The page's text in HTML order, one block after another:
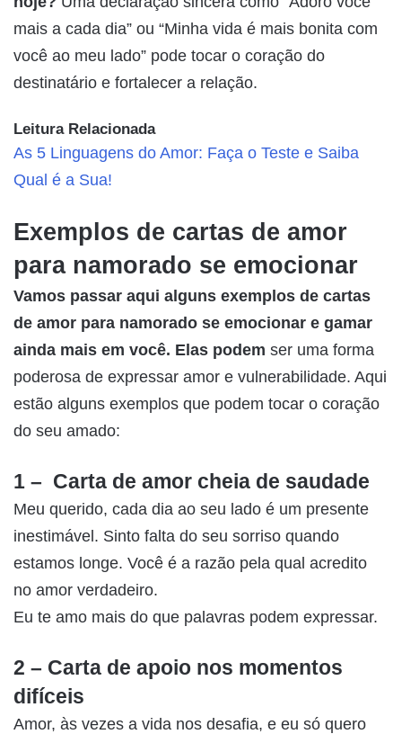
mais a cada dia” ou “Minha vida é mais bonita com
você ao meu lado” pode tocar o coração do
destinatário e fortalecer a relação.
Leitura Relacionada
As 5 Linguagens do Amor: Faça o Teste e Saiba
Qual é a Sua!
Exemplos de cartas de amor
para namorado se emocionar
Vamos passar aqui alguns exemplos de cartas
de amor para namorado se emocionar e gamar
ainda mais em você. Elas podem ser uma forma
poderosa de expressar amor e vulnerabilidade. Aqui
estão alguns exemplos que podem tocar o coração
do seu amado:
1 – Carta de amor cheia de saudade
Meu querido, cada dia ao seu lado é um presente
inestimável. Sinto falta do seu sorriso quando
estamos longe. Você é a razão pela qual acredito
no amor verdadeiro.
Eu te amo mais do que palavras podem expressar.
2 – Carta de apoio nos momentos
difíceis
Amor, às vezes a vida nos desafia, e eu só quero